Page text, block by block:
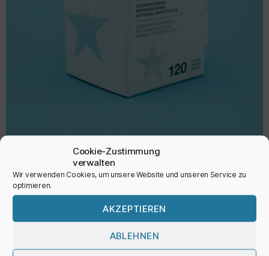
Cookie-Zustimmung
verwalten
Wir verwenden Cookies, um unsere Website und unseren Service zu
optimieren.
AKZEPTIEREN
ABLEHNEN
Sticker ‚Sterne‘
inkl. MwSt.